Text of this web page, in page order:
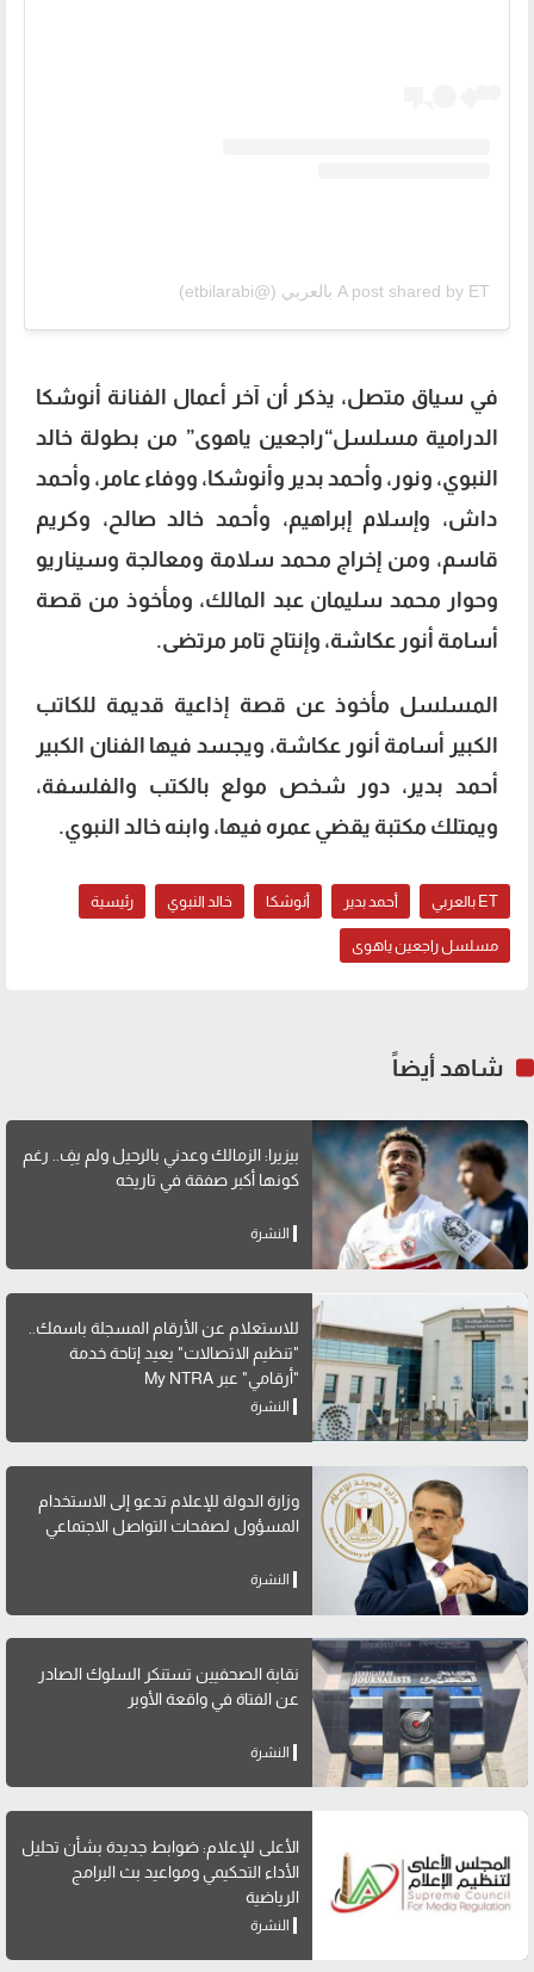
A post shared by ET بالعربي (@etbilarabi)
في سياق متصل، يذكر أن آخر أعمال الفنانة أنوشكا
الدرامية مسلسل“راجعين ياهوى” من بطولة خالد
النبوي، ونور، وأحمد بدير وأنوشكا، ووفاء عامر، وأحمد
داش، وإسلام إبراهيم، وأحمد خالد صالح، وكريم
قاسم، ومن إخراج محمد سلامة ومعالجة وسيناريو
وحوار محمد سليمان عبد المالك، ومأخوذ من قصة
أسامة أنور عكاشة، وإنتاج تامر مرتضى.
المسلسل مأخوذ عن قصة إذاعية قديمة للكاتب
الكبير أسامة أنور عكاشة، ويجسد فيها الفنان الكبير
أحمد بدير، دور شخص مولع بالكتب والفلسفة،
ويمتلك مكتبة يقضي عمره فيها، وابنه خالد النبوي.
ET بالعربي أحمد بدير أنوشكا خالد النبوي رئيسية
مسلسل راجعين ياهوى
شاهد أيضاً
بيزيرا: الزمالك وعدني بالرحيل ولم يفِ.. رغم
كونها أكبر صفقة في تاريخه
النشرة
للاستعلام عن الأرقام المسجلة باسمك..
"تنظيم الاتصالات" يعيد إتاحة خدمة
"أرقامي" عبر My NTRA
النشرة
وزارة الدولة للإعلام تدعو إلى الاستخدام
المسؤول لصفحات التواصل الاجتماعي
النشرة
نقابة الصحفيين تستنكر السلوك الصادر
عن الفتاة في واقعة الأوبر
النشرة
الأعلى للإعلام: ضوابط جديدة بشأن تحليل
الأداء التحكيمي ومواعيد بث البرامج
الرياضية
النشرة